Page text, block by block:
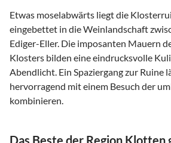
Etwas moselabwärts liegt die
eingebettet in die Weinlandschaft
Ediger-Eller. Die imposanten Mauern
Klosters bilden eine eindrucksvolle
Abendlicht. Ein Spaziergang zur Ruine
hervorragend mit einem Besuch der
kombinieren.